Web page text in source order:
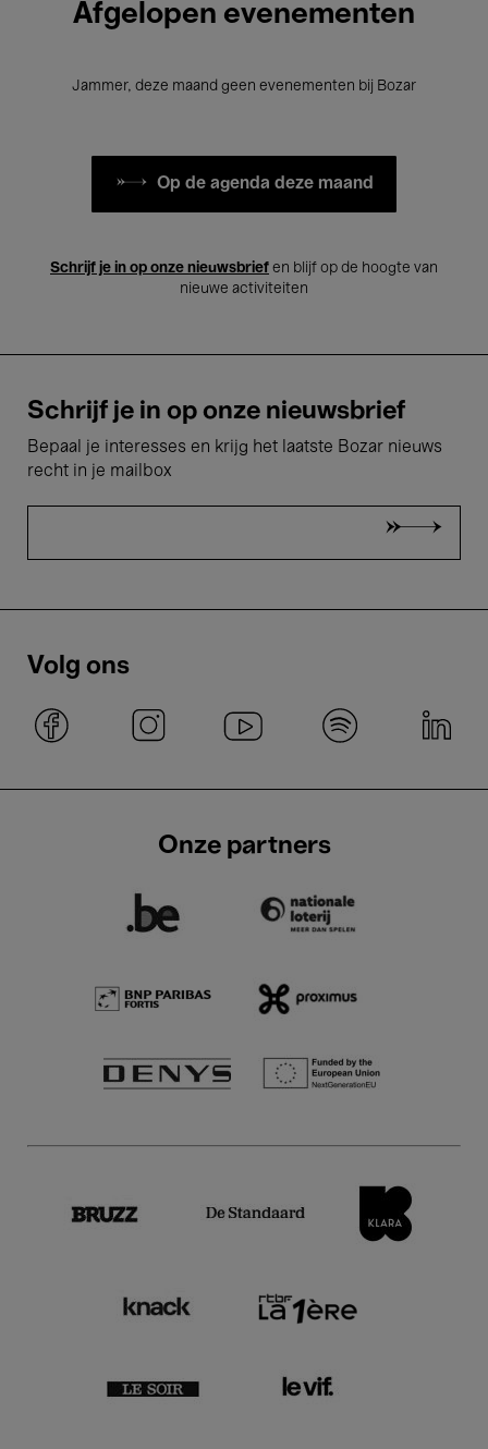
Afgelopen evenementen
Jammer, deze maand geen evenementen bij Bozar
Op de agenda deze maand
Schrijf je in op onze nieuwsbrief en blijf op de hoogte van
nieuwe activiteiten
Schrijf je in op onze nieuwsbrief
Bepaal je interesses en krijg het laatste Bozar nieuws
recht in je mailbox
Volg ons
Onze partners